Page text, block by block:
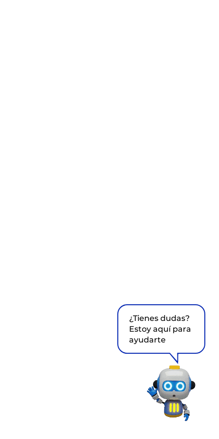
¿Tienes dudas?
Estoy aquí para
ayudarte